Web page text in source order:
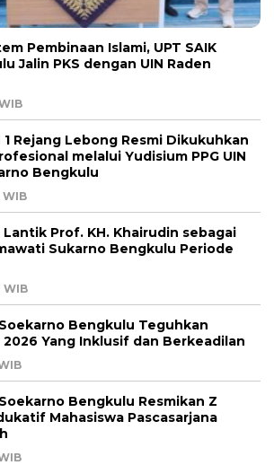
Pembinaan Islami, UPT SAIK
Jalin PKS dengan UIN Raden
1 Rejang Lebong Resmi Dikukuhkan
melalui Yudisium PPG UIN
Bengkulu
WIB
Prof. KH. Khairudin sebagai
Sukarno Bengkulu Periode
WIB
Bengkulu Teguhkan
2026 Yang Inklusif dan Berkeadilan
Bengkulu Resmikan Z
Mahasiswa Pascasarjana